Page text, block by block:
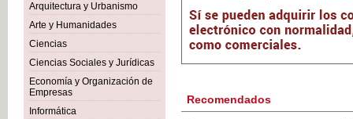
Arquitectura y Urbanismo
Arte y Humanidades
Ciencias
Ciencias Sociales y Jurídicas
Economía y Organización de
Empresas
Informática
Recomendados